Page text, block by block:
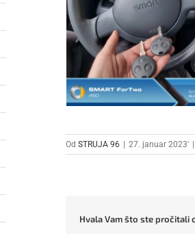
OdSTRUJA 96 | 27. januar 2023' |
Hvala Vam što ste pročitali